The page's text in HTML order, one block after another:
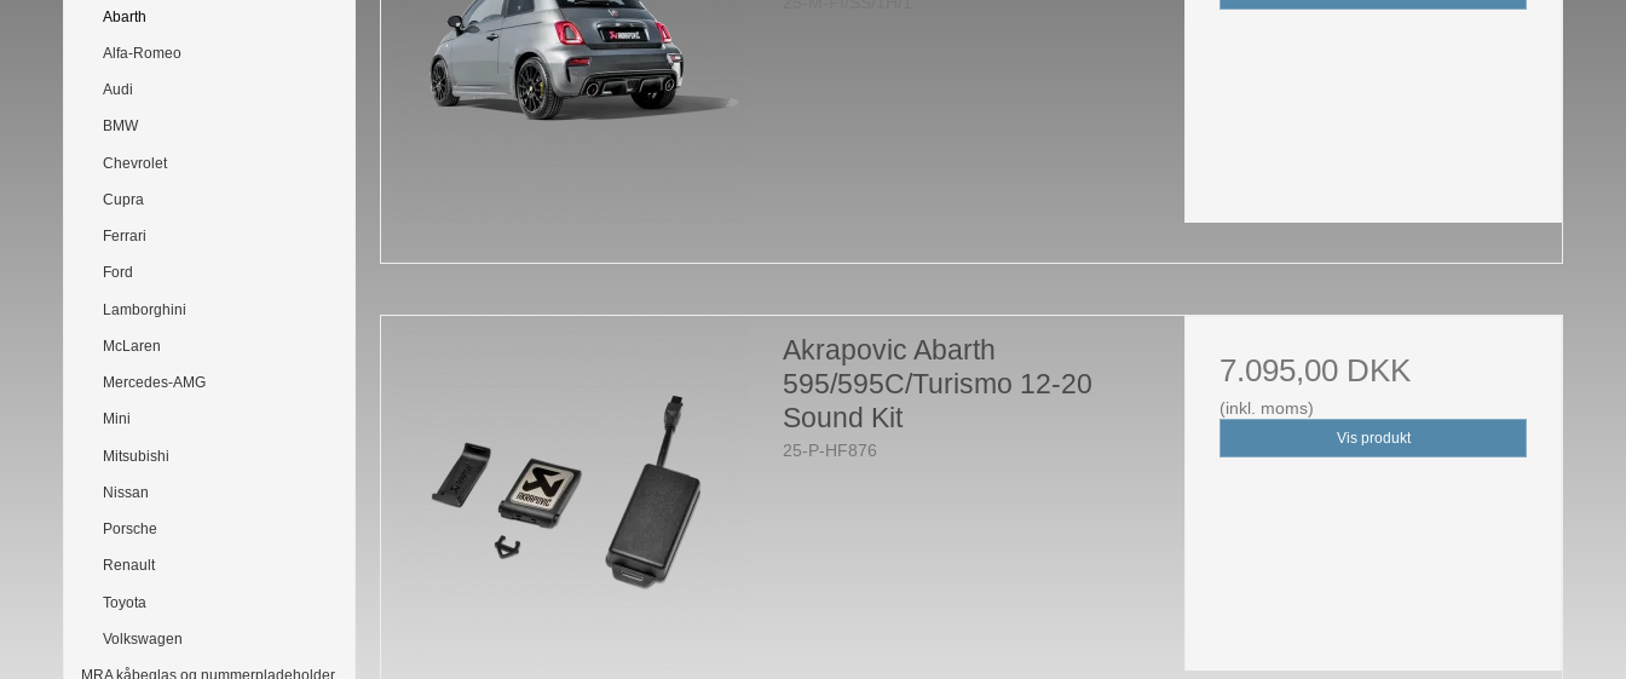
Abarth
Alfa-Romeo
Audi
BMW
Chevrolet
Cupra
Ferrari
Ford
Lamborghini
McLaren
Mercedes-AMG
Mini
Mitsubishi
Nissan
Porsche
Renault
Toyota
Volkswagen
MRA kåbeglas og nummerpladeholder
Akrapovic Abarth
595/595C/Turismo 12-20
Sound Kit
25-P-HF876
7.095,00 DKK
(inkl. moms)
Vis produkt